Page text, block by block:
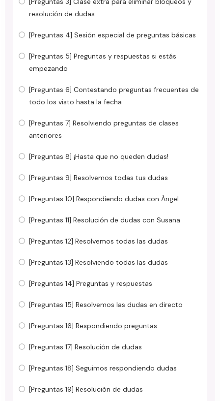
resolución de dudas
[Preguntas 4] Sesión especial de preguntas básicas
[Preguntas 5] Preguntas y respuestas si estás
empezando
[Preguntas 6] Contestando preguntas frecuentes de
todo los visto hasta la fecha
[Preguntas 7] Resolviendo preguntas de clases
anteriores
[Preguntas 8] ¡Hasta que no queden dudas!
[Preguntas 9] Resolvemos todas tus dudas
[Preguntas 10] Respondiendo dudas con Ángel
[Preguntas 11] Resolución de dudas con Susana
[Preguntas 12] Resolvemos todas las dudas
[Preguntas 13] Resolviendo todas las dudas
[Preguntas 14] Preguntas y respuestas
[Preguntas 15] Resolvemos las dudas en directo
[Preguntas 16] Respondiendo preguntas
[Preguntas 17] Resolución de dudas
[Preguntas 18] Seguimos respondiendo dudas
[Preguntas 19] Resolución de dudas